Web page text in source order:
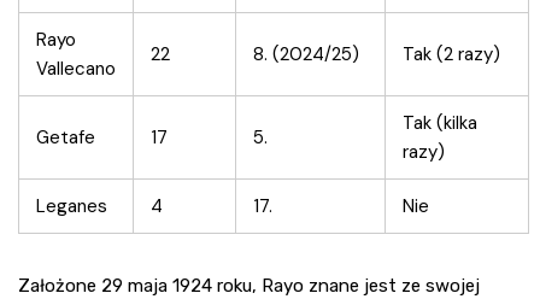
Rayo
Vallecano
22 8. (2024/25) Tak (2 razy)
Getafe 17 5.
Tak (kilka
razy)
Leganes 4 17. Nie
Założone 29 maja 1924 roku, Rayo znane jest ze swojej